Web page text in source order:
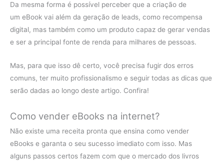
Da mesma forma é possível perceber que a criação de
um eBook vai além da geração de leads, como recompensa
digital, mas também como um produto capaz de gerar vendas
e ser a principal fonte de renda para milhares de pessoas.
Mas, para que isso dê certo, você precisa fugir dos erros
comuns, ter muito profissionalismo e seguir todas as dicas que
serão dadas ao longo deste artigo. Confira!
Como vender eBooks na internet?
Não existe uma receita pronta que ensina como vender
eBooks e garanta o seu sucesso imediato com isso. Mas
alguns passos certos fazem com que o mercado dos livros